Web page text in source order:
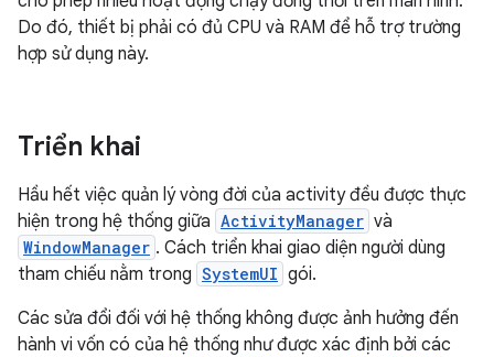
Do đó, thiết bị phải có đủ CPU và RAM để hỗ trợ trường
hợp sử dụng này.
Triển khai
Hầu hết việc quản lý vòng đời của activity đều được thực
hiện trong hệ thống giữa ActivityManager và
WindowManager . Cách triển khai giao diện người dùng
tham chiếu nằm trong SystemUI gói.
Các sửa đổi đối với hệ thống không được ảnh hưởng đến
hành vi vốn có của hệ thống như được xác định bởi các